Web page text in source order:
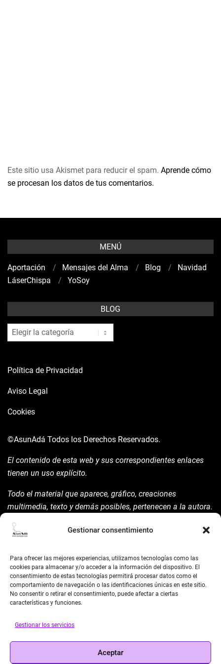
Gestionar consentimiento
Para ofrecer las mejores experiencias, utilizamos tecnologías como las
cookies para almacenar y/o acceder a la información del dispositivo. El
consentimiento de estas tecnologías permitirá procesar datos como el
comportamiento de navegación o las identificaciones únicas en este sitio.
No consentir o retirar el consentimiento, puede afectar a ciertas
características y funciones.
Gestionar los servicios
Aceptar
Este sitio usa Akismet para reducir el spam. Aprende cómo
se procesan los datos de tus comentarios.
MENÚ
Aportación Mensajes del Alma Blog
Navidad
LáserChispa
YoSoy
BLOG
blog
Política de Privacidad
Aviso Legal
Cookies
©AsunAdá Todos los Derechos Reservados.
El contenido de esta web y sus correspondientes enlaces
tienen un uso explícito.
Todo el material que aparece, gráfico, creaciones
multimedia, texto y demás posibles, pertenecen a la autora.
la mism para ello.
Siempre habrá de nombrarla y reconocer pues su autoría
©AsunAdá ​Gracias.